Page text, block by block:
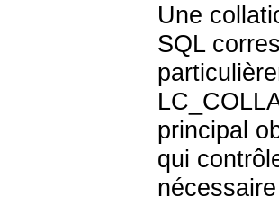
Une
SQL
principal
qui